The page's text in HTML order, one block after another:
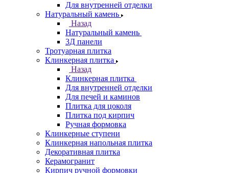
Для внутренней отделки
Натуральный камень
Назад
Натуральный камень
3Д панели
Тротуарная плитка
Клинкерная плитка
Назад
Клинкерная плитка
Для внутренней отделки
Для печей и каминов
Плитка для цоколя
Плитка под кирпич
Ручная формовка
Клинкерные ступени
Клинкерная напольная плитка
Декоративная плитка
Керамогранит
Кирпич ручной формовки